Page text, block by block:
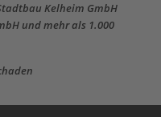
Kelheim GmbH
und mehr als 1.000